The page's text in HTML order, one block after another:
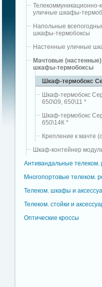
Телекоммуникационно-
уличные шкафы-
Напольные
шкафы-термобоксы
Настенные уличные
Мачтовые
шкафы-термобоксы
Шкаф-термобокс
Шкаф-термобокс
650\09, 650\11 *
Шкаф-термобокс
650\14К *
Крепление к мачте
Шкаф-контейнер
Антивандальные телеком.
Многопортовые телеком.
Телеком. шкафы и
Телеком. стойки и
Оптические кроссы